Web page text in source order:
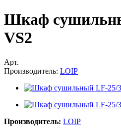
Шкаф
VS2
Арт.
Производитель: LOIP
Производитель: LOIP